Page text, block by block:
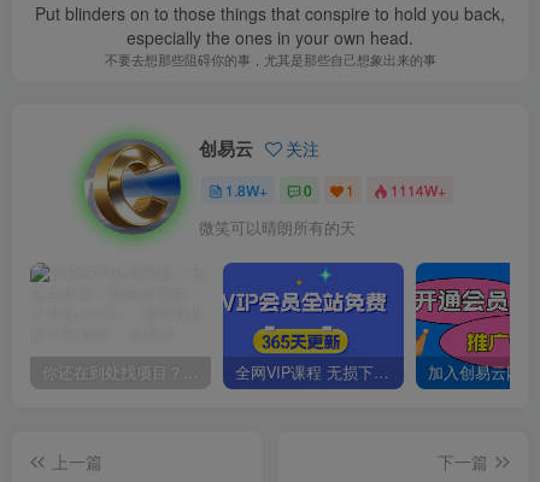
Put blinders on to those things that conspire to hold you back,
especially the ones in your own head.
不要去想那些阻碍你的事，尤其是那些自己想象出来的事
创易云 关注
1.8W+ 0 1 1114W+
微笑可以晴朗所有的天
你还在到处找项目？还在当韭菜？我靠卖项目一个月收入5万+，曾经我也是个失败者。 全网VIP课程 无损下载~
上一篇
下一篇